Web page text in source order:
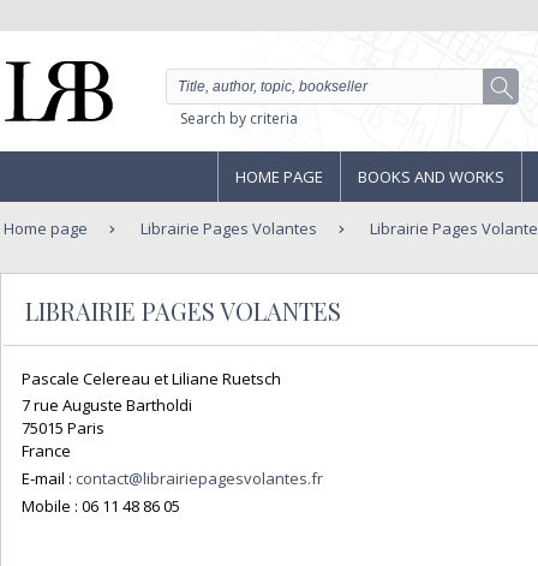
Search by criteria
HOME PAGE BOOKS AND WORKS
Home page Librairie Pages Volantes Librairie Pages
LIBRAIRIE PAGES VOLANTES
Pascale Celereau et Liliane Ruetsch
7 rue Auguste Bartholdi
75015 Paris
France
E-mail : contact@librairiepagesvolantes.fr
Mobile : 06 11 48 86 05